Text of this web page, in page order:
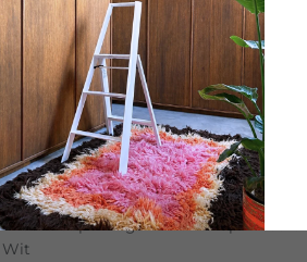
Broste Copenhagen
Broste Copenhagen Rustic Taper Kaars
Wit